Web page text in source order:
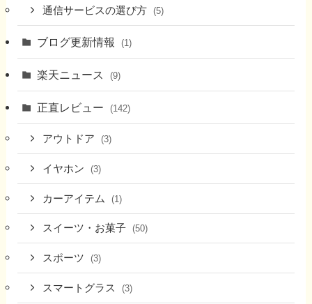
通信サービスの選び方 (5)
ブログ更新情報 (1)
楽天ニュース (9)
正直レビュー (142)
アウトドア (3)
イヤホン (3)
カーアイテム (1)
スイーツ・お菓子 (50)
スポーツ (3)
スマートグラス (3)